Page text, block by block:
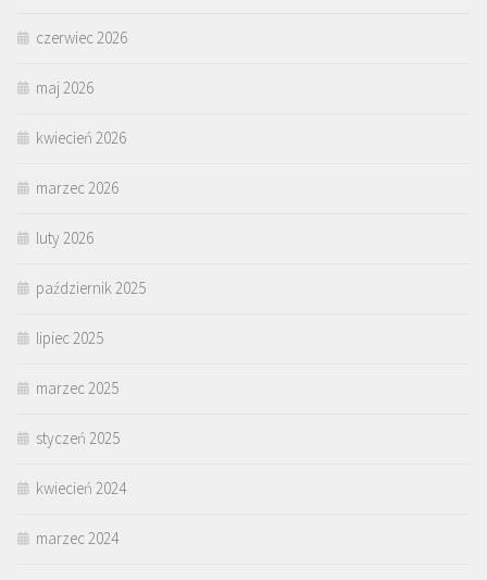
czerwiec 2026
maj 2026
kwiecień 2026
marzec 2026
luty 2026
październik 2025
lipiec 2025
marzec 2025
styczeń 2025
kwiecień 2024
marzec 2024